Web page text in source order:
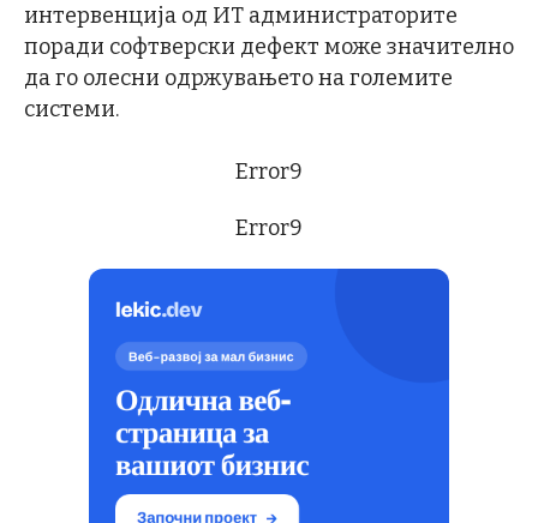
интервенција од ИТ администраторите
поради софтверски дефект може значително
да го олесни одржувањето на големите
системи.
Error9
Error9